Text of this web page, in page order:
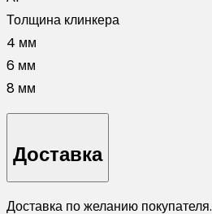
Толщина клинкера
4 мм
6 мм
8 мм
Доставка
Доставка по желанию покупателя.